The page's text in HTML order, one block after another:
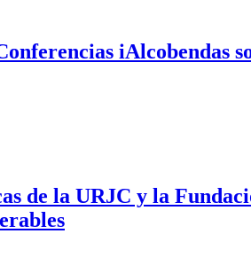
de la URJC y la